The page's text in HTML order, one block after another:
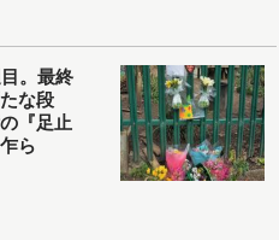
。最終
な段
『足止
ら